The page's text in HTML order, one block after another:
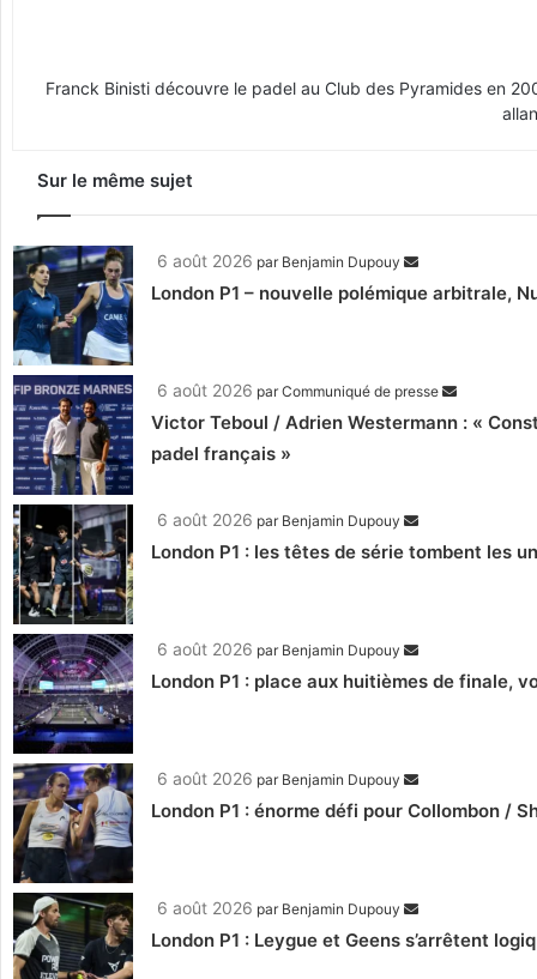
Franck Binisti découvre le padel au Club des Pyramides en
Sur le même sujet
6 août 2026 par Benjamin Dupouy
London P1 – nouvelle polémique arbitrale,
6 août 2026 parCommuniqué de presse
Victor Teboul / Adrien Westermann : «
padel français »
6 août 2026 par Benjamin Dupouy
London P1 : les têtes de série tombent les
6 août 2026 par Benjamin Dupouy
London P1 : place aux huitièmes de finale,
6 août 2026 par Benjamin Dupouy
London P1 : énorme défi pour Collombon /
6 août 2026 par Benjamin Dupouy
London P1 : Leygue et Geens s’arrêtent